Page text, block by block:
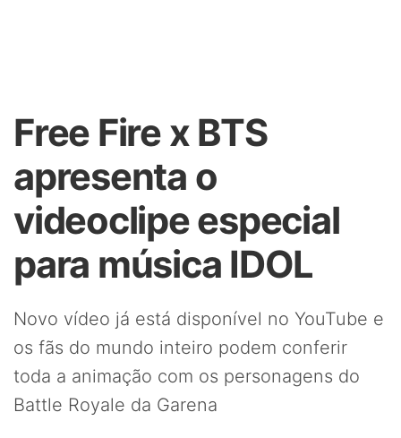
Free Fire x BTS
apresenta o
videoclipe especial
para música IDOL
Novo vídeo já está disponível no YouTube e
os fãs do mundo inteiro podem conferir
toda a animação com os personagens do
Battle Royale da Garena